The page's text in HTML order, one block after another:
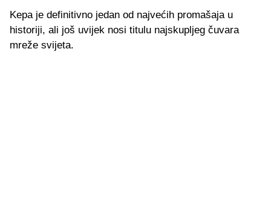
Kepa je definitivno jedan od najvećih promašaja u
historiji, ali još uvijek nosi titulu najskupljeg čuvara
mreže svijeta.